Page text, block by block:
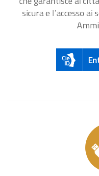
sicura e l’accesso